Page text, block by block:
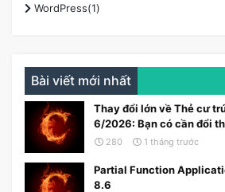
WordPress(1)
Bài viết mới nhất
Thay đổi lớn về Thẻ cư
6/2026: Bạn có cần đổi
280 1 tháng trước
Partial Function
8.6